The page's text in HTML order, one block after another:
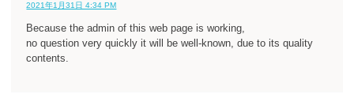
2021年1月31日 4:34 PM
Because the admin of this web page is working,
no question very quickly it will be well-known, due to its quality
contents.